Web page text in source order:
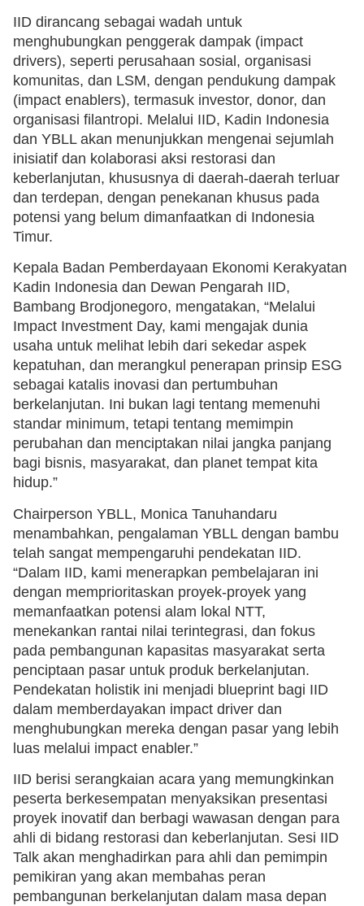
IID dirancang sebagai wadah untuk
menghubungkan penggerak dampak (impact
drivers), seperti perusahaan sosial, organisasi
komunitas, dan LSM, dengan pendukung dampak
(impact enablers), termasuk investor, donor, dan
organisasi filantropi. Melalui IID, Kadin Indonesia
dan YBLL akan menunjukkan mengenai sejumlah
inisiatif dan kolaborasi aksi restorasi dan
keberlanjutan, khususnya di daerah-daerah terluar
dan terdepan, dengan penekanan khusus pada
potensi yang belum dimanfaatkan di Indonesia
Timur.
Kepala Badan Pemberdayaan Ekonomi Kerakyatan
Kadin Indonesia dan Dewan Pengarah IID,
Bambang Brodjonegoro, mengatakan, “Melalui
Impact Investment Day, kami mengajak dunia
usaha untuk melihat lebih dari sekedar aspek
kepatuhan, dan merangkul penerapan prinsip ESG
sebagai katalis inovasi dan pertumbuhan
berkelanjutan. Ini bukan lagi tentang memenuhi
standar minimum, tetapi tentang memimpin
perubahan dan menciptakan nilai jangka panjang
bagi bisnis, masyarakat, dan planet tempat kita
hidup.”
Chairperson YBLL, Monica Tanuhandaru
menambahkan, pengalaman YBLL dengan bambu
telah sangat mempengaruhi pendekatan IID.
“Dalam IID, kami menerapkan pembelajaran ini
dengan memprioritaskan proyek-proyek yang
memanfaatkan potensi alam lokal NTT,
menekankan rantai nilai terintegrasi, dan fokus
pada pembangunan kapasitas masyarakat serta
penciptaan pasar untuk produk berkelanjutan.
Pendekatan holistik ini menjadi blueprint bagi IID
dalam memberdayakan impact driver dan
menghubungkan mereka dengan pasar yang lebih
luas melalui impact enabler.”
IID berisi serangkaian acara yang memungkinkan
peserta berkesempatan menyaksikan presentasi
proyek inovatif dan berbagi wawasan dengan para
ahli di bidang restorasi dan keberlanjutan. Sesi IID
Talk akan menghadirkan para ahli dan pemimpin
pemikiran yang akan membahas peran
pembangunan berkelanjutan dalam masa depan